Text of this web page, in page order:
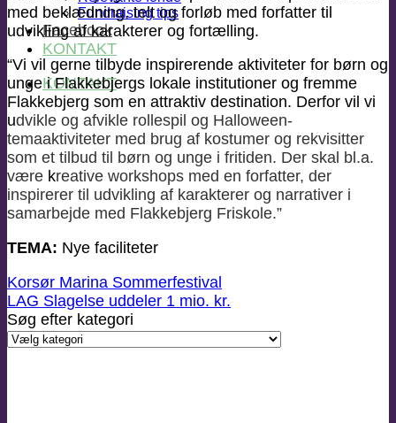
Fundraising tips
Facebook
KONTAKT
KONTAKT
med beklædning, telt og forløb med forfatter til
udvikling af karakterer og fortælling.
“Vi vil gerne tilbyde inspirerende aktiviteter for børn og
unge i Flakkebjergs lokale institutioner og fremme
Flakkebjerg som en attraktiv destination. Derfor vil vi
udvikle og afvikle rollespil og Halloween-
temaaktiviteter med brug af kostumer og rekvisitter
som et tilbud til børn og unge i fritiden. Der skal bl.a.
være kreative workshops med en forfatter, der
inspirerer til udvikling af karakterer og narrativer i
samarbejde med Flakkebjerg Friskole.”
TEMA: Nye faciliteter
Korsør Marina Sommerfestival
LAG Slagelse uddeler 1 mio. kr.
Søg efter kategori
Søg